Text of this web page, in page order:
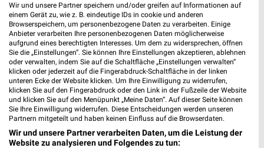
Wir und unsere Partner speichern und/oder greifen auf Informationen auf
einem Gerät zu, wie z. B. eindeutige IDs in cookie und anderen
Browserspeichern, um personenbezogene Daten zu verarbeiten. Einige
Anbieter verarbeiten Ihre personenbezogenen Daten möglicherweise
aufgrund eines berechtigten Interesses. Um dem zu widersprechen, öffnen
Sie die „Einstellungen“. Sie können Ihre Einstellungen akzeptieren, ablehnen
oder verwalten, indem Sie auf die Schaltfläche „Einstellungen verwalten“
klicken oder jederzeit auf die Fingerabdruck-Schaltfläche in der linken
unteren Ecke der Website klicken. Um Ihre Einwilligung zu widerrufen,
klicken Sie auf den Fingerabdruck oder den Link in der Fußzeile der Website
und klicken Sie auf den Menüpunkt „Meine Daten“. Auf dieser Seite können
Sie Ihre Einwilligung widerrufen. Diese Entscheidungen werden unseren
Partnern mitgeteilt und haben keinen Einfluss auf die Browserdaten.
Wir und unsere Partner verarbeiten Daten, um die Leistung der
Website zu analysieren und Folgendes zu tun: